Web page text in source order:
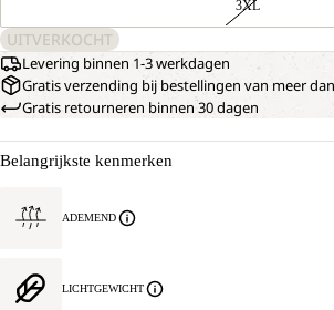
3XL
UITVERKOCHT
Levering binnen 1-3 werkdagen
Gratis verzending bij bestellingen van meer
Gratis retourneren binnen 30 dagen
Belangrijkste kenmerken
ADEMEND
LICHTGEWICHT